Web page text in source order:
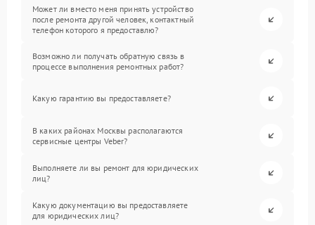
Может ли вместо меня принять устройство
после ремонта другой человек, контактный
телефон которого я предоставлю?
Возможно ли получать обратную связь в
процессе выполнения ремонтных работ?
Какую гарантию вы предоставляете?
В каких районах Москвы располагаются
сервисные центры Veber?
Выполняете ли вы ремонт для юридических
лиц?
Какую документацию вы предоставляете
для юридических лиц?